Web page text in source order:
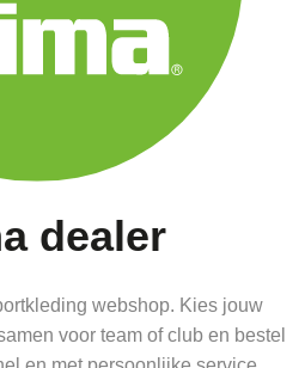
dealer
webshop. Kies jouw
voor team of club en bestel